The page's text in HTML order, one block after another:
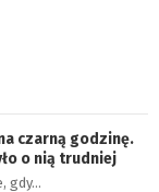
czarną godzinę.
o nią trudniej
gdy…